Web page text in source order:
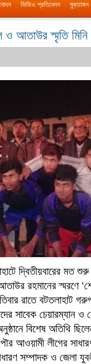
ভিডিও প্রতিবেদন মুক্তাঙ্গন
আতাউর স্মৃতি
দ্বিতীয়বারের মত
রহমানের স্মরণে
রাতে বটতলাহাট
সাবেক চেয়ারম্যান ও
বিশেষ অতিথি
আওয়ামী লীগের
সম্পাদক ও জেলা